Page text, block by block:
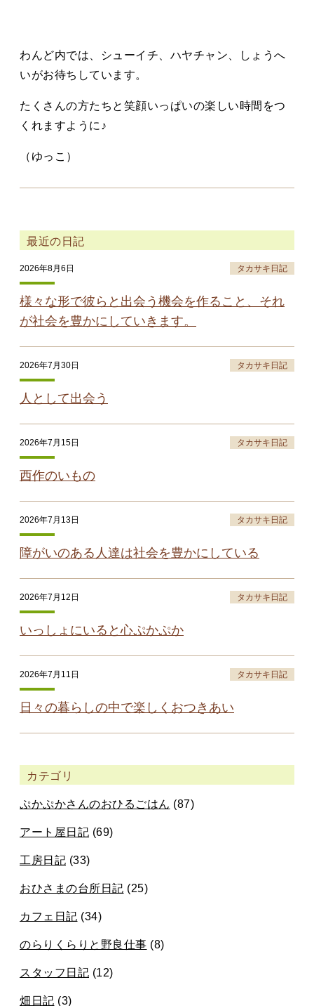
わんど内では、シューイチ、ハヤチャン、しょうへ
いがお待ちしています。
たくさんの方たちと笑顔いっぱいの楽しい時間をつ
くれますように♪
（ゆっこ）
最近の日記
2026年8月6日 タカサキ日記
様々な形で彼らと出会う機会を作ること、それ
が社会を豊かにしていきます。
2026年7月30日 タカサキ日記
人として出会う
2026年7月15日 タカサキ日記
西作のいもの
2026年7月13日 タカサキ日記
障がいのある人達は社会を豊かにしている
2026年7月12日 タカサキ日記
いっしょにいると心ぷかぷか
2026年7月11日 タカサキ日記
日々の暮らしの中で楽しくおつきあい
カテゴリ
ぷかぷかさんのおひるごはん (87)
アート屋日記 (69)
工房日記 (33)
おひさまの台所日記 (25)
カフェ日記 (34)
のらりくらりと野良仕事 (8)
スタッフ日記 (12)
畑日記 (3)